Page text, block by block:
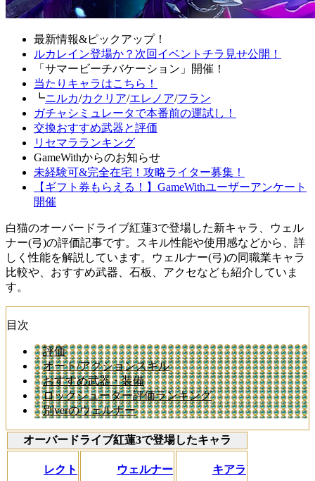
最新情報&ピックアップ！
ルカレイン登場か？次回イベントチラ見せ公開！
「サマービーチバケーション」開催！
当たりキャラはこちら！
┗ニルカ/カクリア/エレノア/フラン
ガチャシミュレータで本番前の運試し！
交換おすすめ武器と評価
リセマラランキング
GameWithからのお知らせ
未経験可&完全在宅！攻略ライター募集！
【ギフト券もらえる！】GameWithユーザーアンケート
開催
白猫のオーバードライブ紅蓮3で登場した新キャラ、ウェル
ナー(弓)の評価記事です。スキル性能や使用感などから、詳
しく性能を解説しています。ウェルナー(弓)の同職業キャラ
比較や、おすすめ武器、石板、アクセなども紹介していま
す。
目次
評価
オート/アクションスキル
おすすめ武器・装備
ロックシューター評価ランキング
別verのウェルナー
オーバードライブ紅蓮3で登場したキャラ
レクト ウェルナー キアラ